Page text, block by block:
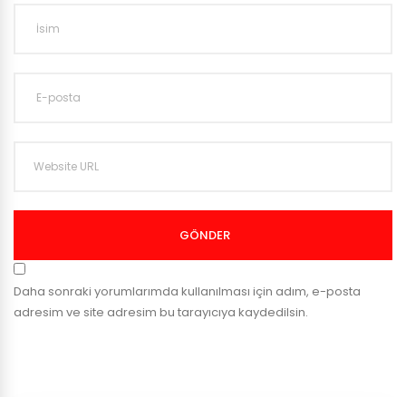
GÖNDER
Daha sonraki yorumlarımda kullanılması için adım, e-posta
adresim ve site adresim bu tarayıcıya kaydedilsin.